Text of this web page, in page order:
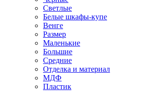
Светлые
Белые шкафы-купе
Венге
Размер
Маленькие
Большие
Средние
Отделка и материал
МДФ
Пластик